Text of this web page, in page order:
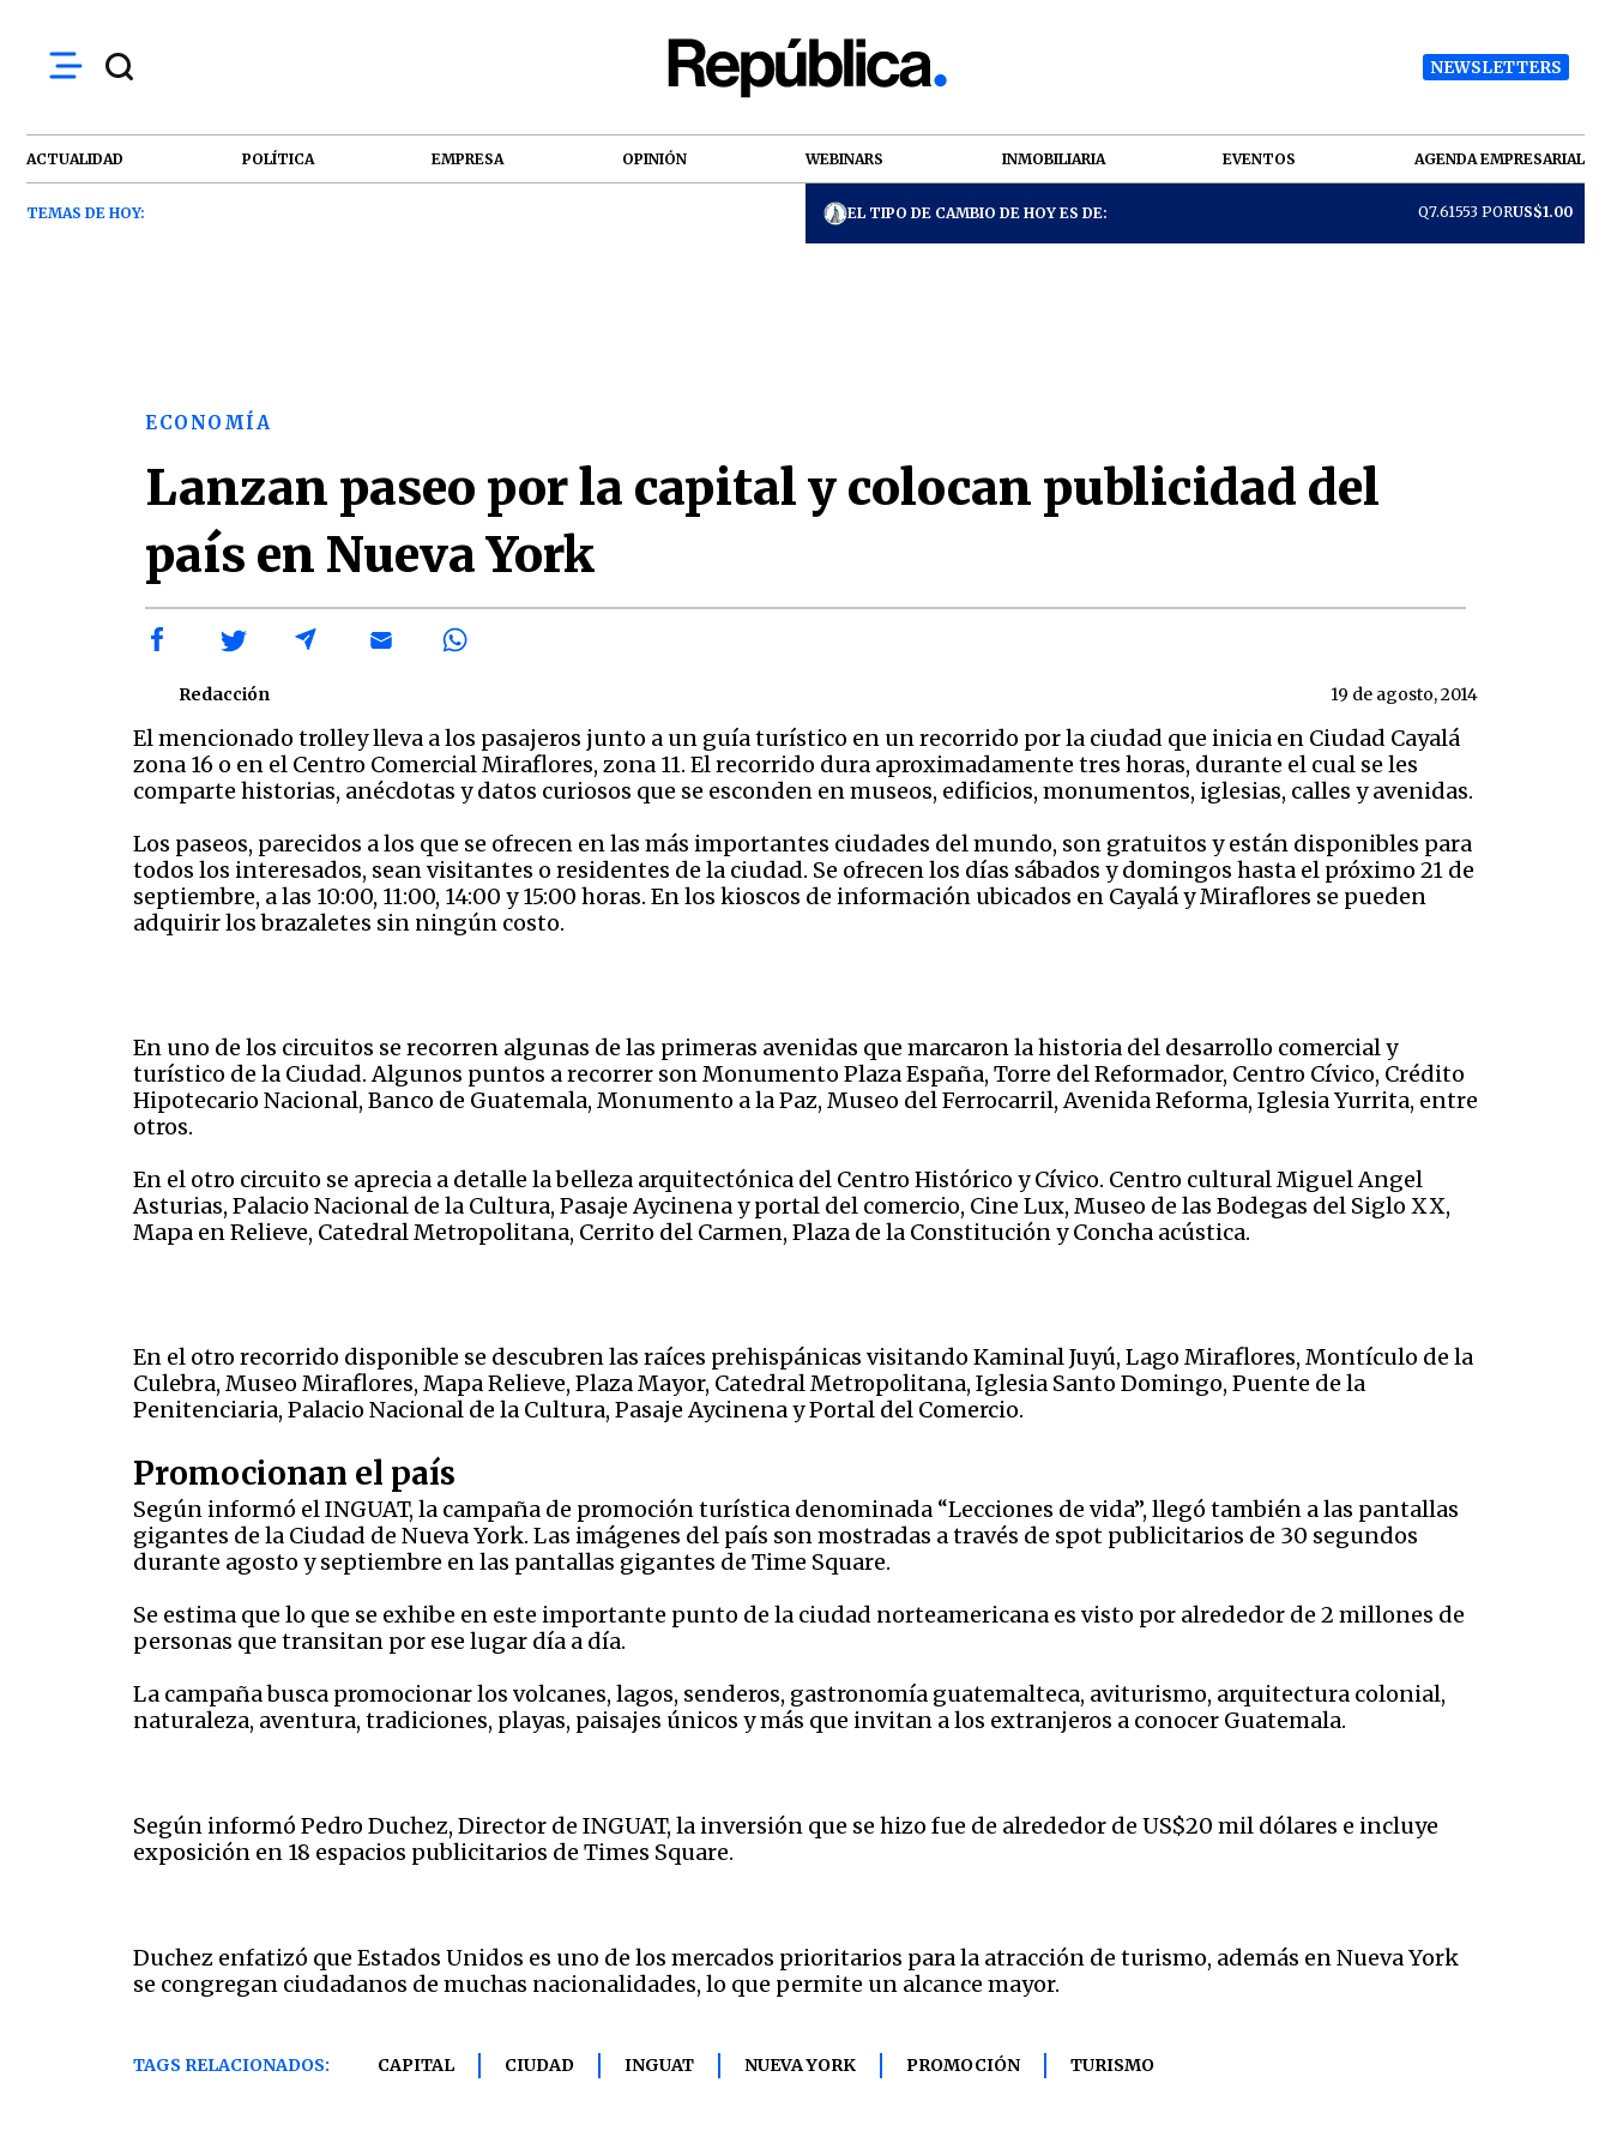
NEWSLETTERS
ACTUALIDAD POLÍTICA EMPRESA OPINIÓN WEBINARS INMOBILIARIA EVENTOS AGENDA EMPRESARIAL
TEMAS DE HOY: EL TIPO DE CAMBIO DE HOY ES DE: Q7.61553 PORUS$1.00
ECONOMÍA
Lanzan paseo por la capital y colocan publicidad del
país en Nueva York
Redacción 19 de agosto, 2014
El mencionado trolley lleva a los pasajeros junto a un guía turístico en un recorrido por la ciudad que inicia en Ciudad Cayalá
zona 16 o en el Centro Comercial Miraflores, zona 11. El recorrido dura aproximadamente tres horas, durante el cual se les
comparte historias, anécdotas y datos curiosos que se esconden en museos, edificios, monumentos, iglesias, calles y avenidas.
Los paseos, parecidos a los que se ofrecen en las más importantes ciudades del mundo, son gratuitos y están disponibles para
todos los interesados, sean visitantes o residentes de la ciudad. Se ofrecen los días sábados y domingos hasta el próximo 21 de
septiembre, a las 10:00, 11:00, 14:00 y 15:00 horas. En los kioscos de información ubicados en Cayalá y Miraflores se pueden
adquirir los brazaletes sin ningún costo.
En uno de los circuitos se recorren algunas de las primeras avenidas que marcaron la historia del desarrollo comercial y
turístico de la Ciudad. Algunos puntos a recorrer son Monumento Plaza España, Torre del Reformador, Centro Cívico, Crédito
Hipotecario Nacional, Banco de Guatemala, Monumento a la Paz, Museo del Ferrocarril, Avenida Reforma, Iglesia Yurrita, entre
otros.
En el otro circuito se aprecia a detalle la belleza arquitectónica del Centro Histórico y Cívico. Centro cultural Miguel Angel
Asturias, Palacio Nacional de la Cultura, Pasaje Aycinena y portal del comercio, Cine Lux, Museo de las Bodegas del Siglo XX,
Mapa en Relieve, Catedral Metropolitana, Cerrito del Carmen, Plaza de la Constitución y Concha acústica.
En el otro recorrido disponible se descubren las raíces prehispánicas visitando Kaminal Juyú, Lago Miraflores, Montículo de la
Culebra, Museo Miraflores, Mapa Relieve, Plaza Mayor, Catedral Metropolitana, Iglesia Santo Domingo, Puente de la
Penitenciaria, Palacio Nacional de la Cultura, Pasaje Aycinena y Portal del Comercio.
Promocionan el país
Según informó el INGUAT, la campaña de promoción turística denominada “Lecciones de vida”, llegó también a las pantallas
gigantes de la Ciudad de Nueva York. Las imágenes del país son mostradas a través de spot publicitarios de 30 segundos
durante agosto y septiembre en las pantallas gigantes de Time Square.
Se estima que lo que se exhibe en este importante punto de la ciudad norteamericana es visto por alrededor de 2 millones de
personas que transitan por ese lugar día a día.
La campaña busca promocionar los volcanes, lagos, senderos, gastronomía guatemalteca, aviturismo, arquitectura colonial,
naturaleza, aventura, tradiciones, playas, paisajes únicos y más que invitan a los extranjeros a conocer Guatemala.
Según informó Pedro Duchez, Director de INGUAT, la inversión que se hizo fue de alrededor de US$20 mil dólares e incluye
exposición en 18 espacios publicitarios de Times Square.
Duchez enfatizó que Estados Unidos es uno de los mercados prioritarios para la atracción de turismo, además en Nueva York
se congregan ciudadanos de muchas nacionalidades, lo que permite un alcance mayor.
TAGS RELACIONADOS: CAPITAL CIUDAD INGUAT NUEVA YORK PROMOCIÓN TURISMO